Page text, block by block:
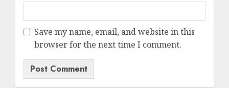
Save my name, email, and website in this
browser for the next time I comment.